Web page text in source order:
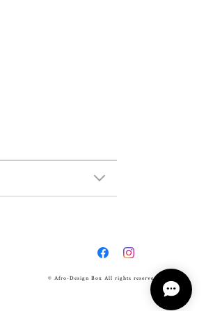
© Afro-Design Box All rights reserved.